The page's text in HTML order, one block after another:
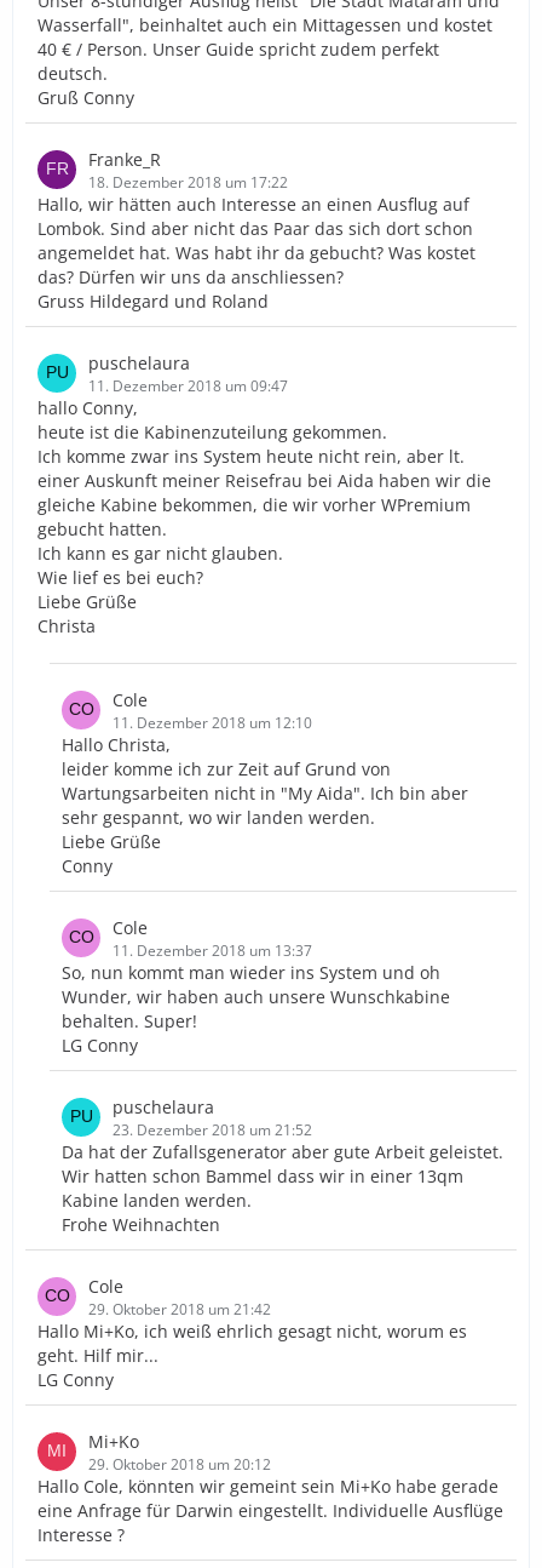
Wasserfall", beinhaltet auch ein Mittagessen und kostet
40 € / Person. Unser Guide spricht zudem perfekt
deutsch.
Gruß Conny
Franke_R
18. Dezember 2018 um 17:22
Hallo, wir hätten auch Interesse an einen Ausflug auf
Lombok. Sind aber nicht das Paar das sich dort schon
angemeldet hat. Was habt ihr da gebucht? Was kostet
das? Dürfen wir uns da anschliessen?
Gruss Hildegard und Roland
puschelaura
11. Dezember 2018 um 09:47
hallo Conny,
heute ist die Kabinenzuteilung gekommen.
Ich komme zwar ins System heute nicht rein, aber lt.
einer Auskunft meiner Reisefrau bei Aida haben wir die
gleiche Kabine bekommen, die wir vorher WPremium
gebucht hatten.
Ich kann es gar nicht glauben.
Wie lief es bei euch?
Liebe Grüße
Christa
Cole
11. Dezember 2018 um 12:10
Hallo Christa,
leider komme ich zur Zeit auf Grund von
Wartungsarbeiten nicht in "My Aida". Ich bin aber
sehr gespannt, wo wir landen werden.
Liebe Grüße
Conny
Cole
11. Dezember 2018 um 13:37
So, nun kommt man wieder ins System und oh
Wunder, wir haben auch unsere Wunschkabine
behalten. Super!
LG Conny
puschelaura
23. Dezember 2018 um 21:52
Da hat der Zufallsgenerator aber gute Arbeit geleistet.
Wir hatten schon Bammel dass wir in einer 13qm
Kabine landen werden.
Frohe Weihnachten
Cole
29. Oktober 2018 um 21:42
Hallo Mi+Ko, ich weiß ehrlich gesagt nicht, worum es
geht. Hilf mir...
LG Conny
Mi+Ko
29. Oktober 2018 um 20:12
Hallo Cole, könnten wir gemeint sein Mi+Ko habe gerade
eine Anfrage für Darwin eingestellt. Individuelle Ausflüge
Interesse ?